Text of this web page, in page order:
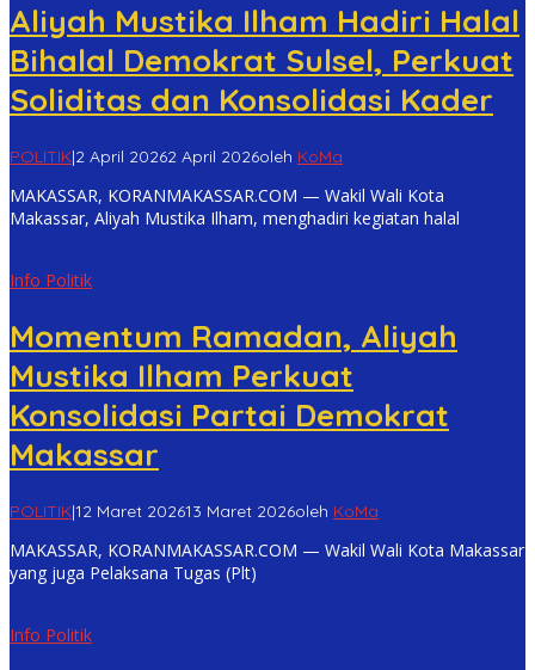
Aliyah Mustika Ilham Hadiri Halal
Bihalal Demokrat Sulsel, Perkuat
Soliditas dan Konsolidasi Kader
POLITIK|2 April 20262 April 2026oleh KoMa
MAKASSAR, KORANMAKASSAR.COM — Wakil Wali Kota
Makassar, Aliyah Mustika Ilham, menghadiri kegiatan halal
Info Politik
Momentum Ramadan, Aliyah
Mustika Ilham Perkuat
Konsolidasi Partai Demokrat
Makassar
POLITIK|12 Maret 202613 Maret 2026oleh KoMa
MAKASSAR, KORANMAKASSAR.COM — Wakil Wali Kota Makassar
yang juga Pelaksana Tugas (Plt)
Info Politik